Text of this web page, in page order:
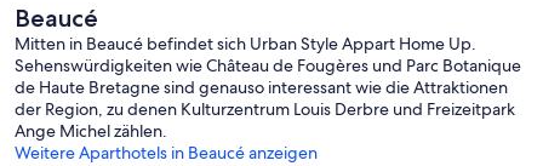
Beaucé
Mitten in Beaucé befindet sich Urban Style Appart Home Up.
Sehenswürdigkeiten wie Château de Fougères und Parc Botanique
de Haute Bretagne sind genauso interessant wie die Attraktionen
der Region, zu denen Kulturzentrum Louis Derbre und Freizeitpark
Ange Michel zählen.
Weitere Aparthotels in Beaucé anzeigen